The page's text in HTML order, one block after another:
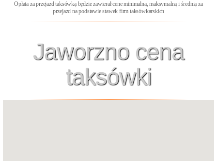
Opłata za przejazd taksówką będzie zawierał cene minimalną, maksymalną i średnią za
przejazd na podstawie stawek firm taksówkarskich
Jaworzno cena
taksówki